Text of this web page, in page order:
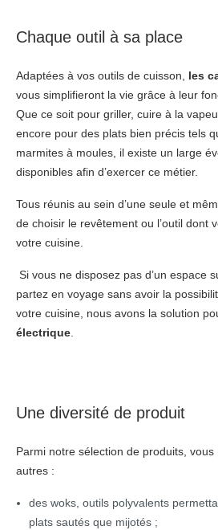
Chaque outil à sa place
Adaptées à vos outils de cuisson, les
vous simplifieront la vie grâce à leur
Que ce soit pour griller, cuire à la
encore pour des plats bien précis tels
marmites à moules, il existe un large
disponibles afin d’exercer ce métier.
Tous réunis au sein d’une seule et
de choisir le revêtement ou l’outil dont
votre cuisine.
Si vous ne disposez pas d’un espace
partez en voyage sans avoir la
votre cuisine, nous avons la solution
électrique.
Une diversité de produit
Parmi notre sélection de produits,
autres :
des woks, outils polyvalents
plats sautés que mijotés ;